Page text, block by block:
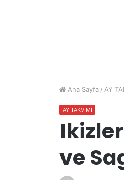
Ana Sayfa / AY
AY TAKVİMİ
ve